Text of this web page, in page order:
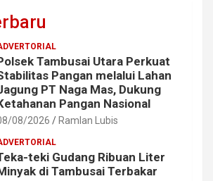
Tambusai Utara Perkuat
Pangan melalui Lahan
PT Naga Mas, Dukung
Pangan Nasional
08/2026 Ramlan Lubis
teki Gudang Ribuan Liter
di Tambusai Terbakar